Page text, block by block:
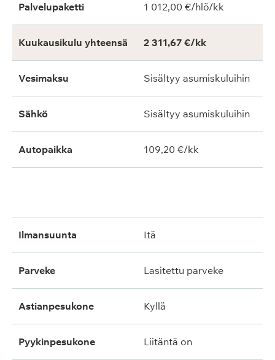
Palvelupaketti 1 012,00 €/hlö/kk
Kuukausikulu yhteensä 2 311,67 €/kk
Vesimaksu Sisältyy asumiskuluihin
Sähkö Sisältyy asumiskuluihin
Autopaikka 109,20 €/kk
ilmansuunta itä
parveke lasitettu parveke
astianpesukone kyllä
pyykinpesukone liitäntä on